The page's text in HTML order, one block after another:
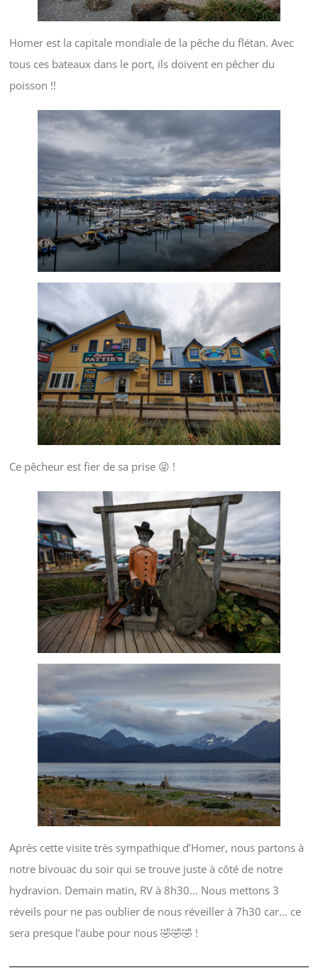
Homer est la capitale mondiale de la pêche du flétan. Avec
tous ces bateaux dans le port, ils doivent en pêcher du
poisson !!
Ce pêcheur est fier de sa prise 😜 !
Après cette visite très sympathique d’Homer, nous partons à
notre bivouac du soir qui se trouve juste à côté de notre
hydravion. Demain matin, RV à 8h30… Nous mettons 3
réveils pour ne pas oublier de nous réveiller à 7h30 car… ce
sera presque l’aube pour nous 🤣🤣🤣 !